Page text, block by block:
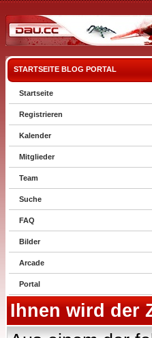
STARTSEITE BLOG PORTAL
Startseite
Registrieren
Kalender
Mitglieder
Team
Suche
FAQ
Bilder
Arcade
Portal
Ihnen wird der